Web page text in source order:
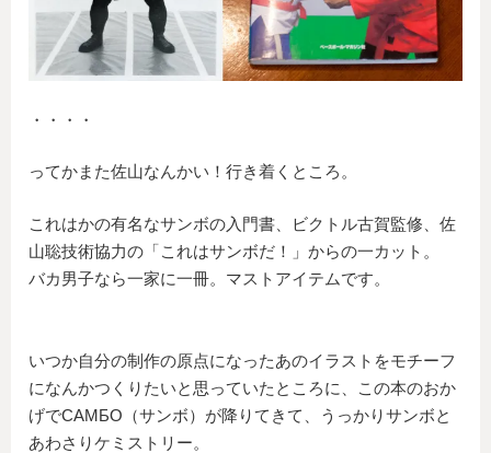
・・・・
ってかまた佐山なんかい！行き着くところ。
これはかの有名なサンボの入門書、ビクトル古賀監修、佐
山聡技術協力の「これはサンボだ！」からの一カット。
バカ男子なら一家に一冊。マストアイテムです。
いつか自分の制作の原点になったあのイラストをモチーフ
になんかつくりたいと思っていたところに、この本のおか
げでСАМБО（サンボ）が降りてきて、うっかりサンボと
あわさりケミストリー。